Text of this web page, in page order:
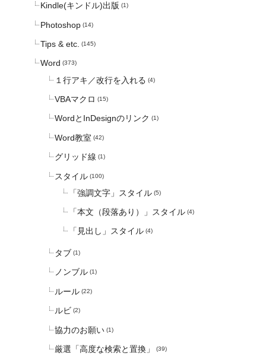
Kindle(キンドル)出版 (1)
Photoshop (14)
Tips & etc. (145)
Word (373)
１行アキ／改行を入れる (4)
VBAマクロ (15)
WordとInDesignのリンク (1)
Word教室 (42)
グリッド線 (1)
スタイル (100)
「強調文字」スタイル (5)
「本文（段落あり）」スタイル (4)
「見出し」スタイル (4)
タブ (1)
ノンブル (1)
ルール (22)
ルビ (2)
協力のお願い (1)
厳選「高度な検索と置換」 (39)